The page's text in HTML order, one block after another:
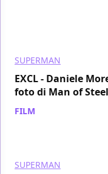
SUPERMAN
EXCL - Daniele
foto di Man of Steel
FILM
SUPERMAN